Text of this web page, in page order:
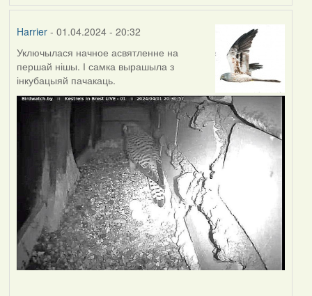
Harrier- 01.04.2024 - 20:32
Уключылася начное асвятленне на
першай нішы. І самка вырашыла з
інкубацыяй пачакаць.